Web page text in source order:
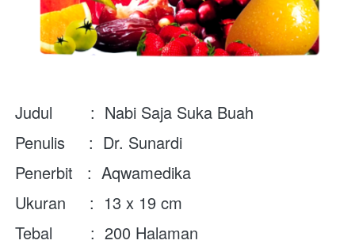
Judul        :  Nabi Saja Suka Buah
Penulis     :  Dr. Sunardi
Penerbit   : Aqwamedika
Ukuran     : 13 x 19 cm
Tebal        :  200 Halaman